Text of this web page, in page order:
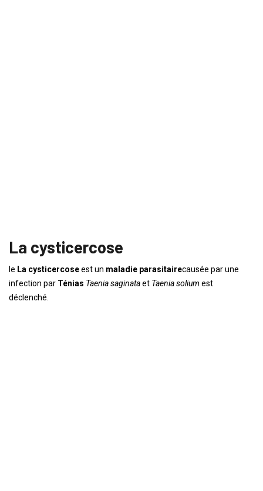
La cysticercose
le La cysticercoseest un maladie parasitairecausée par une
infection par Ténias Taenia saginataet Taenia solium est
déclenché.